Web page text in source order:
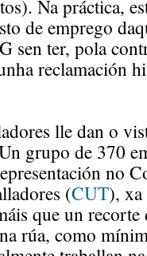
Na práctica,
de emprego
sen ter, pola
reclamación
lle dan o
grupo de 370
no
(CUT), xa
que un recorte
rúa, como